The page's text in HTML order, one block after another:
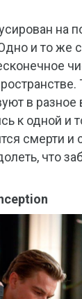
на
и то же
в
к одной и
смерти и
что